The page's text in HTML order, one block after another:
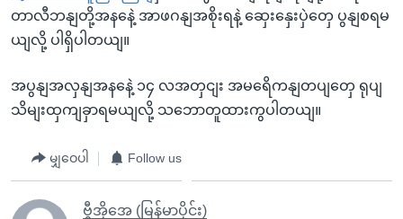
တာလီဘနျတို့အနနေဲ့ အာဖဂနျအစိုးရနဲ့ ဆှေးနှေးပှဲတှေ ပွနျစရမ
ယျလို့ ပါရှိပါတယျ။
အပွနျအလှနျအနနေဲ့ ၁၄ လအတှငျး အမရေိကနျတပျတှေ ရုပျ
သိမျးထှကျခှာရမယျလို့ သဘောတူထားကွပါတယျ။
မျှဝေပါ Follow us
ဗွီအိုအေ (မြန်မာပိုင်း)